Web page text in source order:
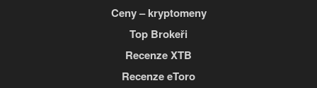
Ceny – kryptomeny
Top Brokeři
Recenze XTB
Recenze eToro